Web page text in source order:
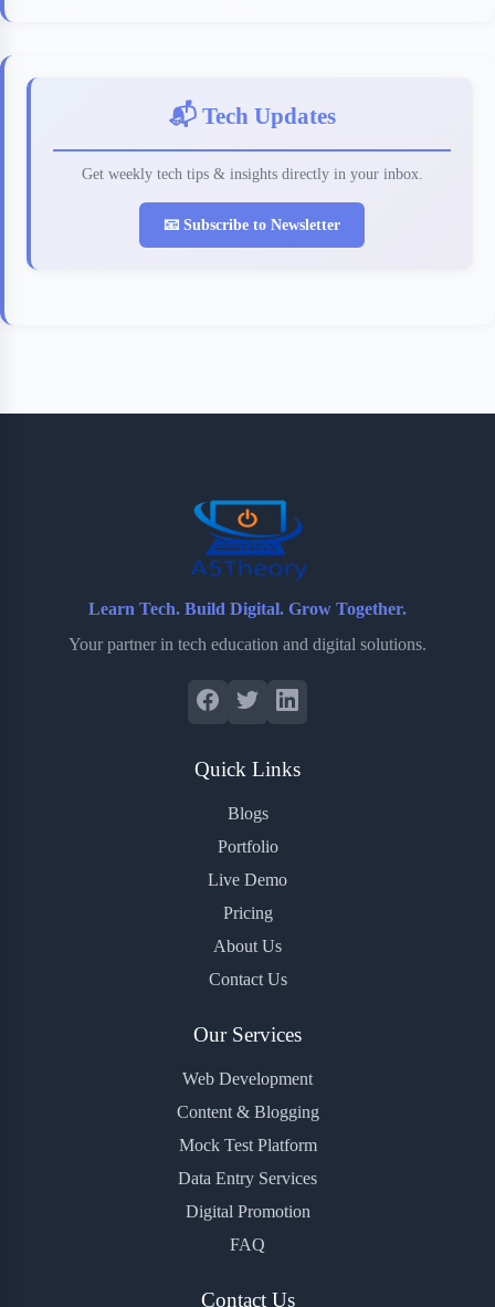
📬 Tech Updates
Get weekly tech tips & insights directly in your inbox.
📧 Subscribe to Newsletter
Learn Tech. Build Digital. Grow Together.
Your partner in tech education and digital solutions.
Quick Links
Blogs
Portfolio
Live Demo
Pricing
About Us
Contact Us
Our Services
Web Development
Content & Blogging
Mock Test Platform
Data Entry Services
Digital Promotion
FAQ
Contact Us